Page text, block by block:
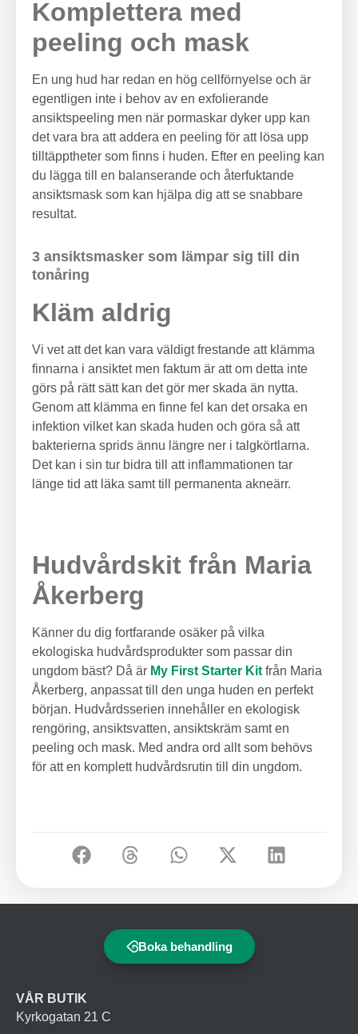
Komplettera med
peeling och mask
En ung hud har redan en hög cellförnyelse och är
egentligen inte i behov av en exfolierande
ansiktspeeling men när pormaskar dyker upp kan
det vara bra att addera en peeling för att lösa upp
tilltäpptheter som finns i huden. Efter en peeling kan
du lägga till en balanserande och återfuktande
ansiktsmask som kan hjälpa dig att se snabbare
resultat.
3 ansiktsmasker som lämpar sig till din
tonåring
Kläm aldrig
Vi vet att det kan vara väldigt frestande att klämma
finnarna i ansiktet men faktum är att om detta inte
görs på rätt sätt kan det gör mer skada än nytta.
Genom att klämma en finne fel kan det orsaka en
infektion vilket kan skada huden och göra så att
bakterierna sprids ännu längre ner i talgkörtlarna.
Det kan i sin tur bidra till att inflammationen tar
länge tid att läka samt till permanenta akneärr.
Hudvårdskit från Maria
Åkerberg
Känner du dig fortfarande osäker på vilka
ekologiska hudvårdsprodukter som passar din
ungdom bäst? Då är My First Starter Kit från Maria
Åkerberg, anpassat till den unga huden en perfekt
början. Hudvårdsserien innehåller en ekologisk
rengöring, ansiktsvatten, ansiktskräm samt en
peeling och mask. Med andra ord allt som behövs
för att en komplett hudvårdsrutin till din ungdom.
Boka behandling
VÅR BUTIK
Kyrkogatan 21 C